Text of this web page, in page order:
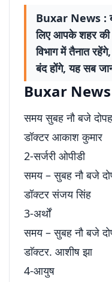
Buxar News :
लिए आपके शहर की
विभाग में तैनात
बंद होंगे, यह सब
Buxar News
समय सुबह नौ बजे
डॉक्टर आकाश कुमार
2-सर्जरी ओपीडी
समय – सुबह नौ बजे
डॉक्टर संजय सिंह
3-अर्थों
समय – सुबह नौ बजे
डाॅक्टर. आशीष झा
4-आयुष